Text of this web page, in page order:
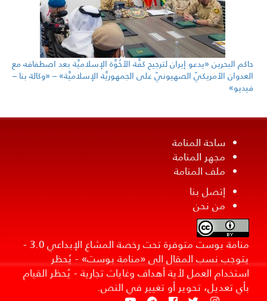
حاكم البحرين «يدعو إيران لترجيح كفَّة الأخُوَّة الإسلاميَّة بعد اصطفافه مع
العدوان الأمريكيّ الصهيونيّ على الجمهوريَّة الإسلاميَّة» – «وكالة بنا –
فيديو»
ساحة المنامة
مجهر المنامة
ملف المنامة
إتصل بنا
من نحن
منامة بوست متوفرة تحت رخصة المشاع الإبداعي 3.0 -
يتوجب نسب المقال الى «منامة بوست» - يُحظر
استخدام العمل لأية أهداف وغايات تجارية - يُحظر القيام
بأي تعديل، تحوير أو تغيير في النص.